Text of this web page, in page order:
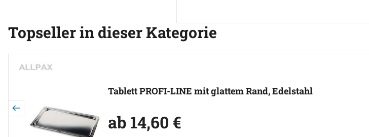
Topseller in dieser Kategorie
Tablett PROFI-LINE mit glattem Rand, Edelstahl
ab:
ab 14,60 €